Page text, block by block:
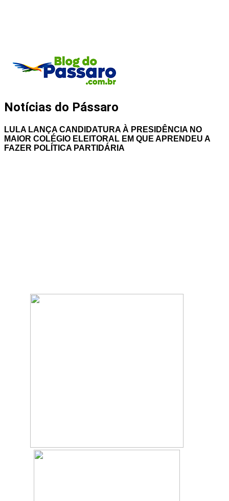
Notícias do Pássaro
LULA LANÇA CANDIDATURA À PRESIDÊNCIA NO
MAIOR COLÉGIO ELEITORAL EM QUE APRENDEU A
FAZER POLÍTICA PARTIDÁRIA